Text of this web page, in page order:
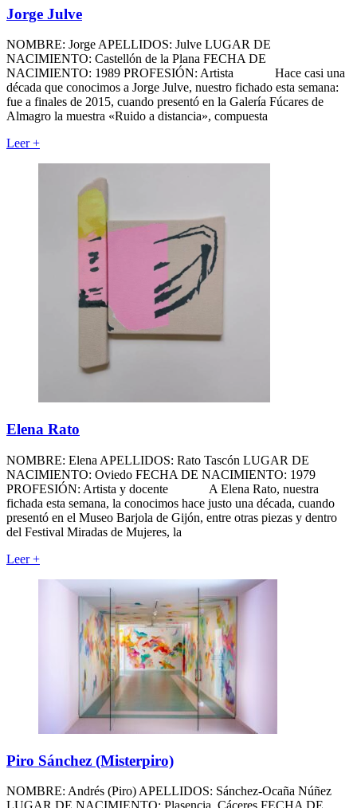
Jorge Julve
NOMBRE: Jorge APELLIDOS: Julve LUGAR DE
NACIMIENTO: Castellón de la Plana FECHA DE
NACIMIENTO: 1989 PROFESIÓN: Artista Hace casi una
década que conocimos a Jorge Julve, nuestro fichado esta semana:
fue a finales de 2015, cuando presentó en la Galería Fúcares de
Almagro la muestra «Ruido a distancia», compuesta
Leer+
Elena Rato
NOMBRE: Elena APELLIDOS: Rato Tascón LUGAR DE
NACIMIENTO: Oviedo FECHA DE NACIMIENTO: 1979
PROFESIÓN: Artista y docente A Elena Rato, nuestra
fichada esta semana, la conocimos hace justo una década, cuando
presentó en el Museo Barjola de Gijón, entre otras piezas y dentro
del Festival Miradas de Mujeres, la
Leer+
Piro Sánchez (Misterpiro)
NOMBRE: Andrés (Piro) APELLIDOS: Sánchez-Ocaña Núñez